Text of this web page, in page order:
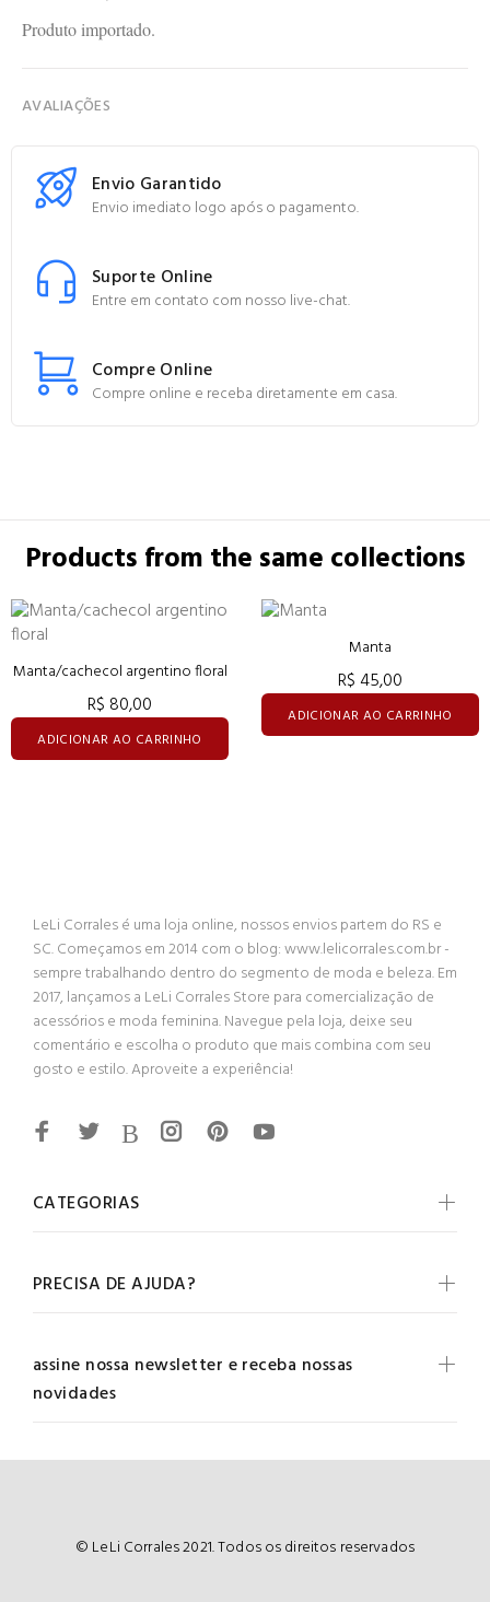
Produto importado.
AVALIAÇÕES
Envio Garantido
Envio imediato logo após o pagamento.
Suporte Online
Entre em contato com nosso live-chat.
Compre Online
Compre online e receba diretamente em casa.
Products from the same collections
Manta/cachecol argentino floral
R$ 80,00
ADICIONAR AO CARRINHO
Manta
R$ 45,00
ADICIONAR AO CARRINHO
assine nossa newsletter e receba nossas
novidades
LeLi Corrales é uma loja online, nossos envios partem do RS e
SC. Começamos em 2014 com o blog: www.lelicorrales.com.br -
sempre trabalhando dentro do segmento de moda e beleza. Em
2017, lançamos a LeLi Corrales Store para comercialização de
acessórios e moda feminina. Navegue pela loja, deixe seu
comentário e escolha o produto que mais combina com seu
gosto e estilo. Aproveite a experiência!
CATEGORIAS
PRECISA DE AJUDA?
© LeLi Corrales 2021. Todos os direitos reservados